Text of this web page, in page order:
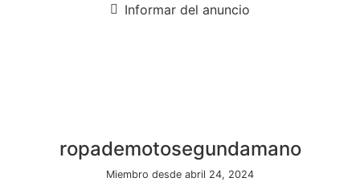
Informar del anuncio
ropademotosegundamano
Miembro desde abril 24, 2024